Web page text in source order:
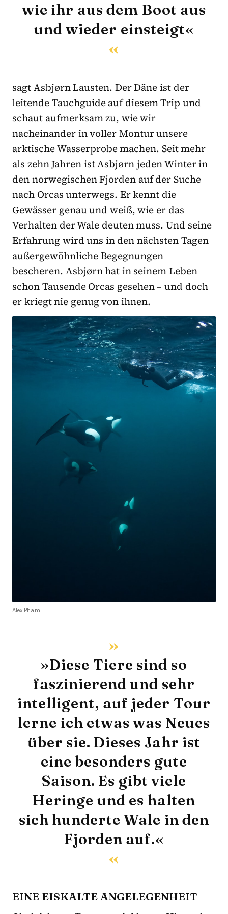
wie ihr aus dem Boot aus
und wieder einsteigt«
sagt Asbjørn Lausten. Der Däne ist der
leitende Tauchguide auf diesem Trip und
schaut aufmerksam zu, wie wir
nacheinander in voller Montur unsere
arktische Wasserprobe machen. Seit mehr
als zehn Jahren ist Asbjørn jeden Winter in
den norwegischen Fjorden auf der Suche
nach Orcas unterwegs. Er kennt die
Gewässer genau und weiß, wie er das
Verhalten der Wale deuten muss. Und seine
Erfahrung wird uns in den nächsten Tagen
außergewöhnliche Begegnungen
bescheren. Asbjørn hat in seinem Leben
schon Tausende Orcas gesehen – und doch
er kriegt nie genug von ihnen.
Alex Pham
»Diese Tiere sind so
faszinierend und sehr
intelligent, auf jeder Tour
lerne ich etwas was Neues
über sie. Dieses Jahr ist
eine besonders gute
Saison. Es gibt viele
Heringe und es halten
sich hunderte Wale in den
Fjorden auf.«
EINE EISKALTE ANGELEGENHEIT